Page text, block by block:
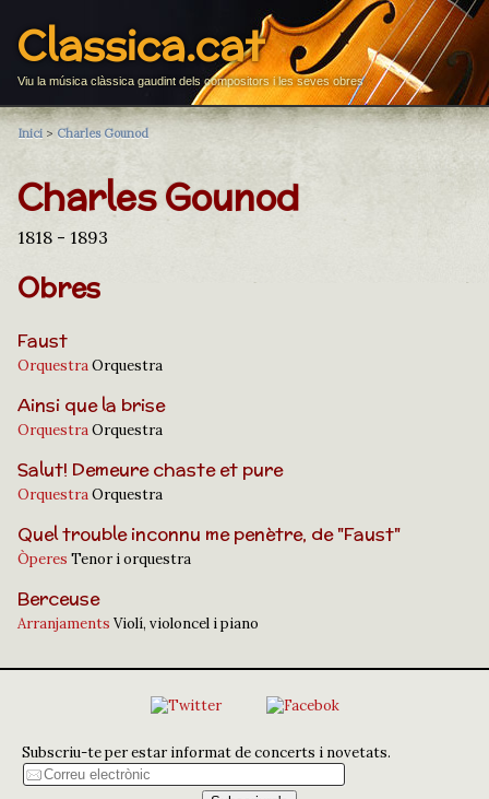
Classica.cat
Viu la música clàssica gaudint dels compositors i les seves obres
Inici > Charles Gounod
Charles Gounod
1818 - 1893
Obres
Faust
OrquestraOrquestra
Ainsi que la brise
OrquestraOrquestra
Salut! Demeure chaste et pure
OrquestraOrquestra
Quel trouble inconnu me penètre, de "Faust"
Òperes Tenor i orquestra
Berceuse
Arranjaments Violí, violoncel i piano
Subscriu-te per estar informat de concerts i novetats.